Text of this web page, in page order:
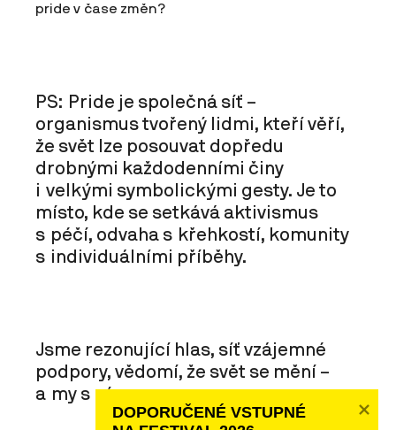
pride v čase změn?
PS: Pride je společná síť –
organismus tvořený lidmi, kteří věří,
že svět lze posouvat dopředu
drobnými každodenními činy
i velkými symbolickými gesty. Je to
místo, kde se setkává aktivismus
s péčí, odvaha s křehkostí, komunity
s individuálními příběhy.
Jsme rezonující hlas, síť vzájemné
podpory, vědomí, že svět se mění –
a my s ním.
DOPORUČENÉ VSTUPNÉ